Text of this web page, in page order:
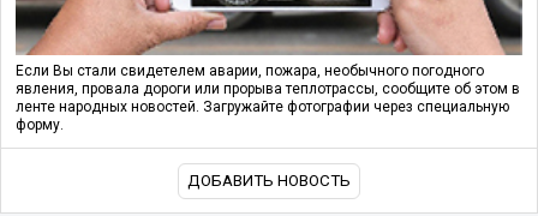
Если Вы стали свидетелем аварии, пожара, необычного погодного
явления, провала дороги или прорыва теплотрассы, сообщите об этом в
ленте народных новостей. Загружайте фотографии через специальную
форму.
ДОБАВИТЬ НОВОСТЬ